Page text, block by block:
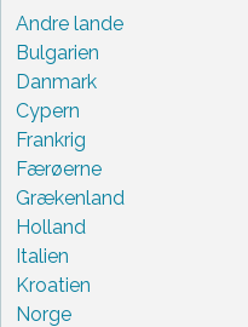
Andre lande
Bulgarien
Danmark
Cypern
Frankrig
Færøerne
Grækenland
Holland
Italien
Kroatien
Norge